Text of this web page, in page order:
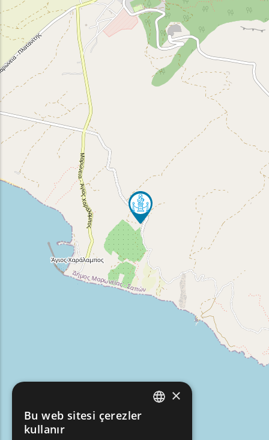
×
Bu web sitesi çerezler
kullanır